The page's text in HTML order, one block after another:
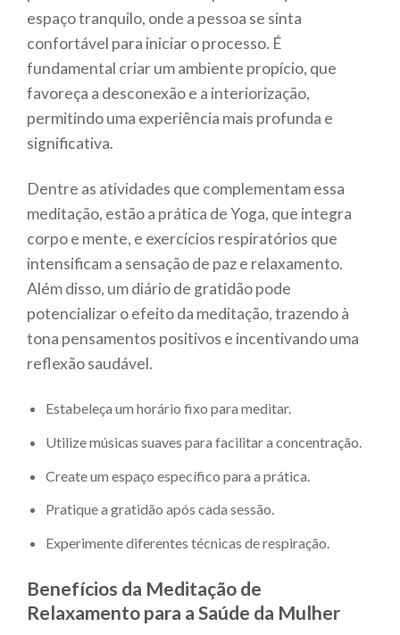
espaço tranquilo, onde a pessoa se sinta
confortável para iniciar o processo. É
fundamental criar um ambiente propício, que
favoreça a desconexão e a interiorização,
permitindo uma experiência mais profunda e
significativa.
Dentre as atividades que complementam essa
meditação, estão a prática de Yoga, que integra
corpo e mente, e exercícios respiratórios que
intensificam a sensação de paz e relaxamento.
Além disso, um diário de gratidão pode
potencializar o efeito da meditação, trazendo à
tona pensamentos positivos e incentivando uma
reflexão saudável.
Estabeleça um horário fixo para meditar.
Utilize músicas suaves para facilitar a concentração.
Create um espaço específico para a prática.
Pratique a gratidão após cada sessão.
Experimente diferentes técnicas de respiração.
Benefícios da Meditação de
Relaxamento para a Saúde da Mulher